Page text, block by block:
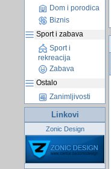
Dom i porodica
Biznis
Sport i zabava
Sport i
rekreacija
Zabava
Ostalo
Zanimljivosti
Linkovi
Zonic Design